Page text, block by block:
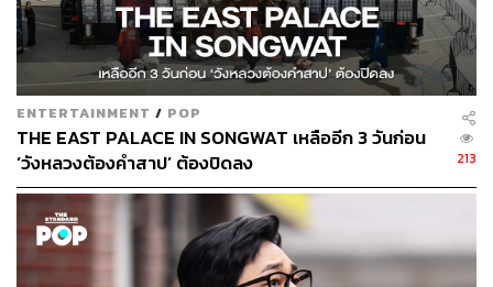
ENTERTAINMENT / POP
THE EAST PALACE IN SONGWAT เหลืออีก 3 วันก่อน
‘วังหลวงต้องคำสาป’ ต้องปิดลง
213